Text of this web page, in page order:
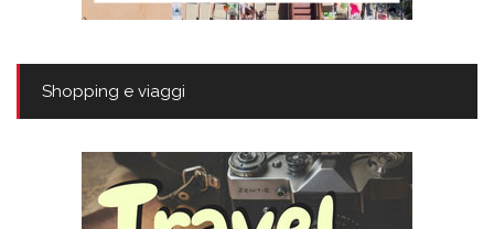
Shopping e viaggi